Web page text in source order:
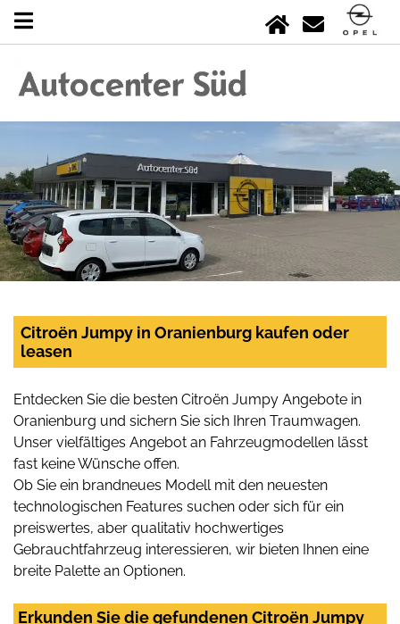
Citroën Jumpy in Oranienburg kaufen oder
leasen
Entdecken Sie die besten Citroën Jumpy Angebote in
Oranienburg und sichern Sie sich Ihren Traumwagen.
Unser vielfältiges Angebot an Fahrzeugmodellen lässt
fast keine Wünsche offen.
Ob Sie ein brandneues Modell mit den neuesten
technologischen Features suchen oder sich für ein
preiswertes, aber qualitativ hochwertiges
Gebrauchtfahrzeug interessieren, wir bieten Ihnen eine
breite Palette an Optionen.
Erkunden Sie die gefundenen Citroën Jumpy